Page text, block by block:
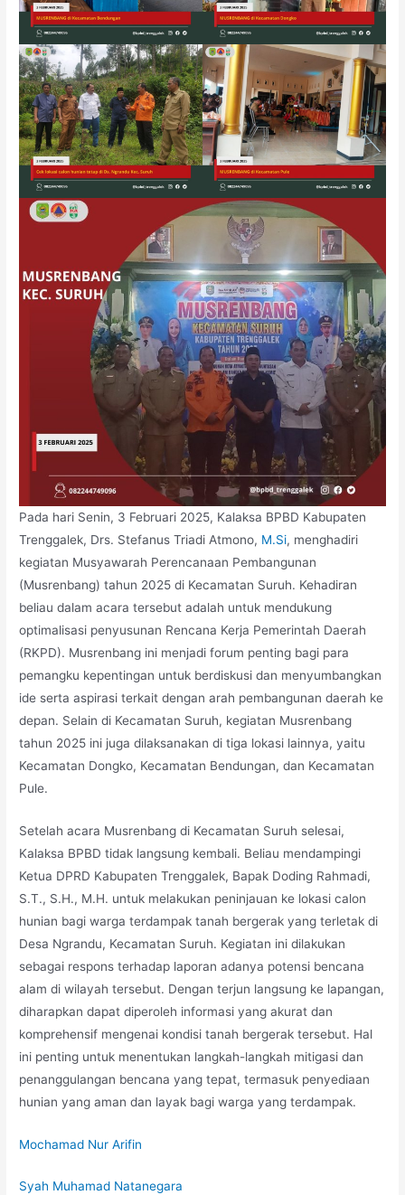
Pada hari Senin, 3 Februari 2025, Kalaksa BPBD Kabupaten
Trenggalek, Drs. Stefanus Triadi Atmono, M.Si, menghadiri
kegiatan Musyawarah Perencanaan Pembangunan
(Musrenbang) tahun 2025 di Kecamatan Suruh. Kehadiran
beliau dalam acara tersebut adalah untuk mendukung
optimalisasi penyusunan Rencana Kerja Pemerintah Daerah
(RKPD). Musrenbang ini menjadi forum penting bagi para
pemangku kepentingan untuk berdiskusi dan menyumbangkan
ide serta aspirasi terkait dengan arah pembangunan daerah ke
depan. Selain di Kecamatan Suruh, kegiatan Musrenbang
tahun 2025 ini juga dilaksanakan di tiga lokasi lainnya, yaitu
Kecamatan Dongko, Kecamatan Bendungan, dan Kecamatan
Pule.
Setelah acara Musrenbang di Kecamatan Suruh selesai,
Kalaksa BPBD tidak langsung kembali. Beliau mendampingi
Ketua DPRD Kabupaten Trenggalek, Bapak Doding Rahmadi,
S.T., S.H., M.H. untuk melakukan peninjauan ke lokasi calon
hunian bagi warga terdampak tanah bergerak yang terletak di
Desa Ngrandu, Kecamatan Suruh. Kegiatan ini dilakukan
sebagai respons terhadap laporan adanya potensi bencana
alam di wilayah tersebut. Dengan terjun langsung ke lapangan,
diharapkan dapat diperoleh informasi yang akurat dan
komprehensif mengenai kondisi tanah bergerak tersebut. Hal
ini penting untuk menentukan langkah-langkah mitigasi dan
penanggulangan bencana yang tepat, termasuk penyediaan
hunian yang aman dan layak bagi warga yang terdampak.
Mochamad Nur Arifin
Syah Muhamad Natanegara